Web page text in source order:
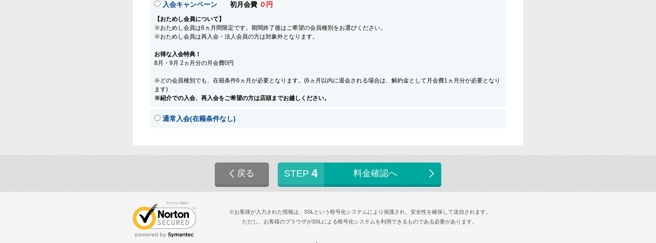
入会キャンペーン 初月会費 ０円
【おためし会員について】
※おためし会員は6ヵ月間限定です。期間終了後はご希望の会員種別をお選びください。
※おためし会員は再入会・法人会員の方は対象外となります。
お得な入会特典！
8月・9月 2ヵ月分の月会費0円
※どの会員種別でも、在籍条件6ヵ月が必要となります。(6ヵ月以内に退会される場合は、解約金として月会費1ヵ月分が必要となり
ます)
※紹介での入会、再入会をご希望の方は店頭までお越しください。
通常入会(在籍条件なし)
戻る STEP 4 料金確認へ
※お客様が入力された情報は、SSLという暗号化システムにより保護され、安全性を確保して送信されます。
ただし、お客様のブラウザがSSLによる暗号化システムを利用できるものである必要があります。